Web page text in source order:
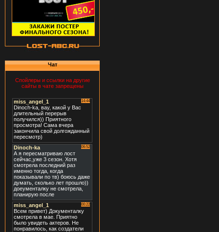
Чат
Спойлеры и ссылки на другие
сайты в чате запрещены